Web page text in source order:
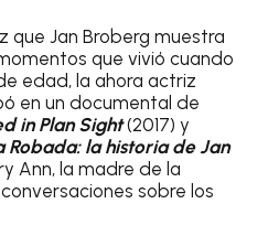
que Jan Broberg muestra
que vivió cuando
edad, la ahora actriz
en un documental de
in Plan Sight(2017) y
Robada: la historia de Jan
Ann, la madre de la
sobre los